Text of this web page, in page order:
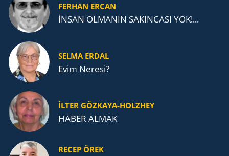
FERHAN ERCAN
İNSAN OLMANIN SAKINCASI YOK!...
SELMA ERDAL
Evim Neresi?
İLTER GÖZKAYA-HOLZHEY
HABER ALMAK
RECEP ÖREK